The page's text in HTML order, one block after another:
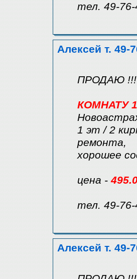
тел. 49-76-
Алексей т. 49-
ПРОДАЮ !!!
КОМНАТУ
1 эт / 2
ремонта,
хорошее
цена -
тел. 49-76-
Алексей т. 49-